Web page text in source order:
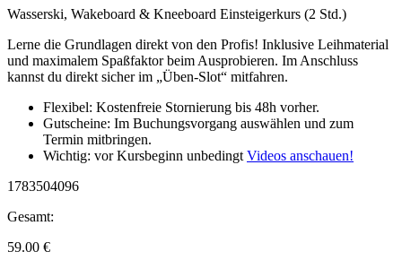
Wasserski, Wakeboard & Kneeboard Einsteigerkurs (2 Std.)
Lerne die Grundlagen direkt von den Profis! Inklusive Leihmaterial
und maximalem Spaßfaktor beim Ausprobieren. Im Anschluss
kannst du direkt sicher im „Üben-Slot“ mitfahren.
Flexibel: Kostenfreie Stornierung bis 48h vorher.
Gutscheine: Im Buchungsvorgang auswählen und zum
Termin mitbringen.
Wichtig: vor Kursbeginn unbedingtVideos anschauen!
1783504096
Gesamt:
59.00 €